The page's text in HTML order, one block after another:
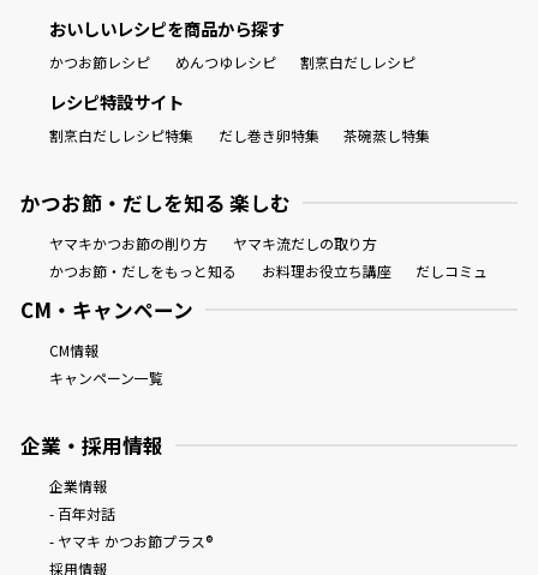
おいしいレシピを商品から探す
かつお節レシピ めんつゆレシピ 割烹白だしレシピ
レシピ特設サイト
割烹白だしレシピ特集 だし巻き卵特集 茶碗蒸し特集
かつお節・だしを知る 楽しむ
ヤマキかつお節の削り方
ヤマキ流だしの取り方
かつお節・だしをもっと知る
お料理お役立ち講座 だしコミュ
CM・キャンペーン
CM情報
キャンペーン一覧
企業・採用情報
企業情報
- 百年対話
- ヤマキ かつお節プラス®
採用情報